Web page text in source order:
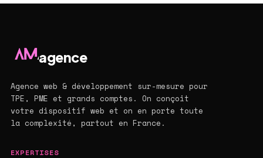
agence
Agence web & développement sur-mesure pour
TPE, PME et grands comptes. On conçoit
votre dispositif web et on en porte toute
la complexité, partout en France.
EXPERTISES